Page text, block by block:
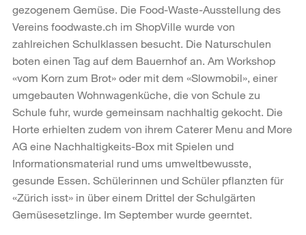
gezogenem Gemüse. Die Food-Waste-Ausstellung des
Vereins foodwaste.ch im ShopVille wurde von
zahlreichen Schulklassen besucht. Die Naturschulen
boten einen Tag auf dem Bauernhof an. Am Workshop
«vom Korn zum Brot» oder mit dem «Slowmobil», einer
umgebauten Wohnwagenküche, die von Schule zu
Schule fuhr, wurde gemeinsam nachhaltig gekocht. Die
Horte erhielten zudem von ihrem Caterer Menu and More
AG eine Nachhaltigkeits-Box mit Spielen und
Informationsmaterial rund ums umweltbewusste,
gesunde Essen. Schülerinnen und Schüler pflanzten für
«Zürich isst» in über einem Drittel der Schulgärten
Gemüsesetzlinge. Im September wurde geerntet.